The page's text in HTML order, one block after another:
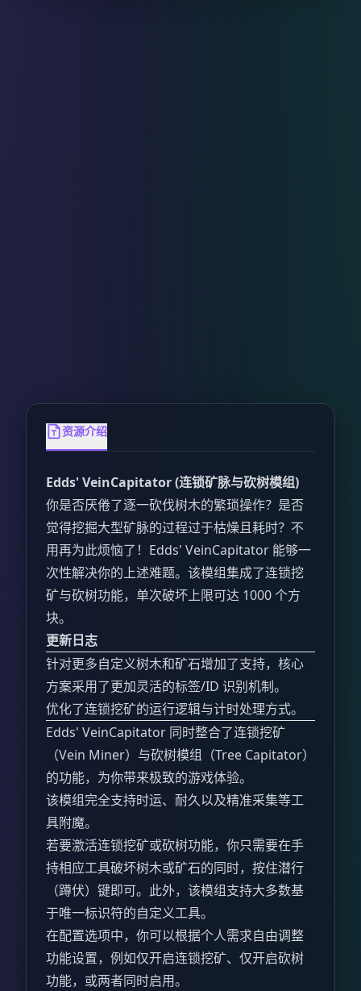
资源介绍
Edds' VeinCapitator (连锁矿脉与砍树模组)
你是否厌倦了逐一砍伐树木的繁琐操作？是否
觉得挖掘大型矿脉的过程过于枯燥且耗时？不
用再为此烦恼了！Edds' VeinCapitator 能够一
次性解决你的上述难题。该模组集成了连锁挖
矿与砍树功能，单次破坏上限可达 1000 个方
块。
更新日志
针对更多自定义树木和矿石增加了支持，核心
方案采用了更加灵活的标签/ID 识别机制。
优化了连锁挖矿的运行逻辑与计时处理方式。
Edds' VeinCapitator 同时整合了连锁挖矿
（Vein Miner）与砍树模组（Tree Capitator）
的功能，为你带来极致的游戏体验。
该模组完全支持时运、耐久以及精准采集等工
具附魔。
若要激活连锁挖矿或砍树功能，你只需要在手
持相应工具破坏树木或矿石的同时，按住潜行
（蹲伏）键即可。此外，该模组支持大多数基
于唯一标识符的自定义工具。
在配置选项中，你可以根据个人需求自由调整
功能设置，例如仅开启连锁挖矿、仅开启砍树
功能，或两者同时启用。